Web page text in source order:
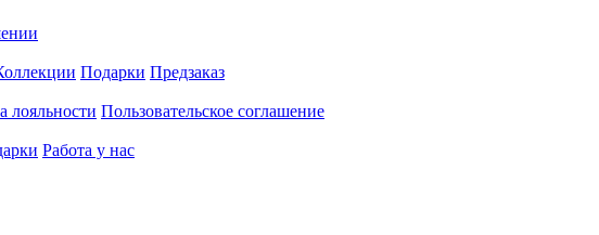
Подарки Предзаказ
лояльности Пользовательское соглашение
Работа у нас